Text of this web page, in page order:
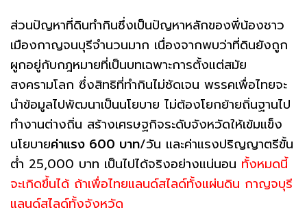
ส่วนปัญหาที่ดินทำกินซึ่งเป็นปัญหาหลักของพี่น้องชาว
เมืองกาญจนบุรีจำนวนมาก เนื่องจากพบว่าที่ดินยังถูก
ผูกอยู่กับกฎหมายที่เป็นบทเฉพาะการตั้งแต่สมัย
สงครามโลก ซึ่งสิทธิที่ทำกินไม่ชัดเจน พรรคเพื่อไทยจะ
นำข้อมูลไปพัฒนาเป็นนโยบาย ไม่ต้องโยกย้ายถิ่นฐานไป
ทำงานต่างถิ่น สร้างเศรษฐกิจระดับจังหวัดให้เข้มแข็ง
นโยบายค่าแรง 600 บาท/วัน และค่าแรงปริญญาตรีขั้น
ต่ำ 25,000 บาท เป็นไปได้จริงอย่างแน่นอน ทั้งหมดนี้
จะเกิดขึ้นได้ ถ้าเพื่อไทยแลนด์สไลด์ทั้งแผ่นดิน กาญจบุรี
แลนด์สไลด์ทั้งจังหวัด